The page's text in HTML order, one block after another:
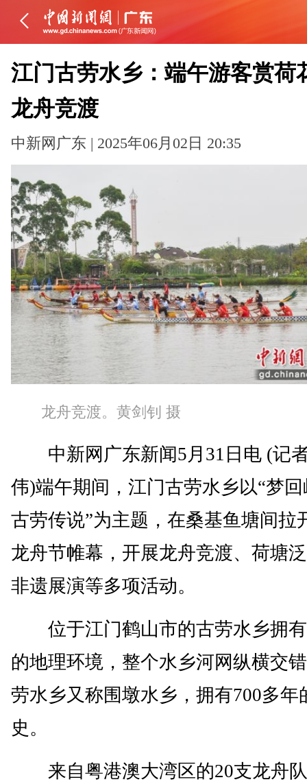
江门古劳水乡：端午游客赏荷
龙舟竞渡
中新网广东 | 2025年06月02日 20:35
龙舟竞渡。黄剑钊 摄
中新网广东新闻5月31日电 (记
伟)端午期间，江门古劳水乡以“梦回
古劳传说”为主题，在桑基鱼塘间拉
龙舟节帷幕，开展龙舟竞渡、荷塘
非遗展演等多项活动。
位于江门鹤山市的古劳水乡拥
的地理环境，整个水乡河网纵横交
劳水乡又称围墩水乡，拥有700多年
史。
来自粤港澳大湾区的20支龙舟